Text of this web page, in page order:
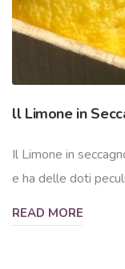
ll Limone in
Il Limone in
e ha delle doti
READ MORE